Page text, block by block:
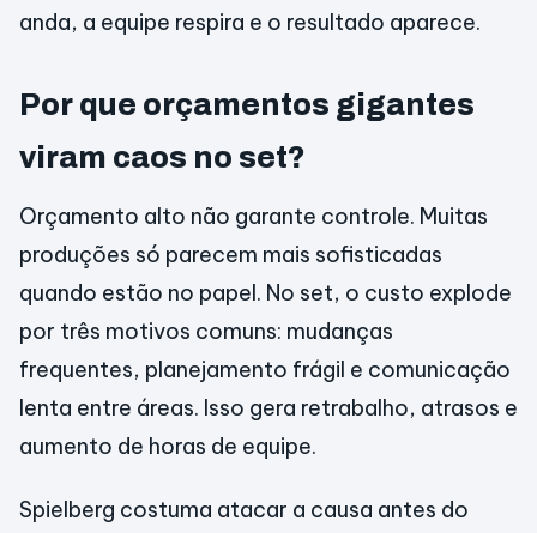
anda, a equipe respira e o resultado aparece.
Por que orçamentos gigantes
viram caos no set?
Orçamento alto não garante controle. Muitas
produções só parecem mais sofisticadas
quando estão no papel. No set, o custo explode
por três motivos comuns: mudanças
frequentes, planejamento frágil e comunicação
lenta entre áreas. Isso gera retrabalho, atrasos e
aumento de horas de equipe.
Spielberg costuma atacar a causa antes do